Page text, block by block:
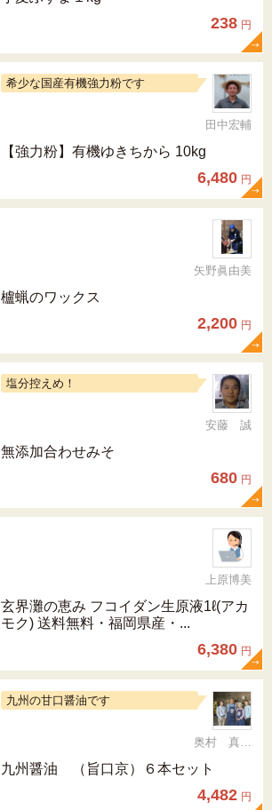
238 円
希少な国産有機強力粉です
田中宏輔
【強力粉】有機ゆきちから 10kg
6,480 円
矢野眞由美
櫨蝋のワックス
2,200 円
塩分控えめ！
安藤 誠
無添加合わせみそ
680 円
上原博美
玄界灘の恵み フコイダン生原液1ℓ(アカ
モク) 送料無料・福岡県産・...
6,380 円
九州の甘口醤油です
奥村 真（ちか）
九州醤油 （旨口京）６本セット
4,482 円